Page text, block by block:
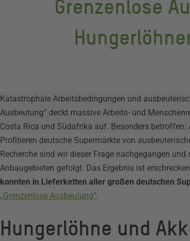
Grenzenlose
Katastrophale Arbeitsbedingungen und
Ausbeutung“ deckt massive Arbeits- und
Costa Rica und Südafrika auf. Besonders
Profitieren deutsche Supermärkte von
Recherche sind wir dieser Frage nachgegangen
Anbaugebieten gefolgt. Das Ergebnis ist
konnten in Lieferketten aller großen deutschen
„Grenzenlose Ausbeutung“.
Hungerlöhne und